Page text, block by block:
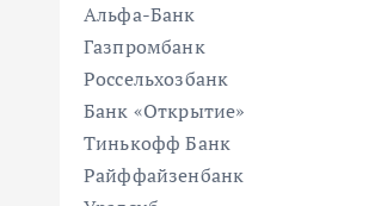
Альфа-Банк
Газпромбанк
Россельхозбанк
Банк «Открытие»
Тинькофф Банк
Райффайзенбанк